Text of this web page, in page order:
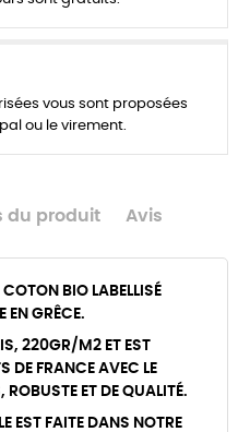
vous sont proposées
ou le virement.
du produit Avis
BIO LABELLISÉ
EN GRÊCE.
220GR/M2 ET EST
DE FRANCE AVEC LE
ET DE QUALITÉ.
EST FAITE DANS NOTRE